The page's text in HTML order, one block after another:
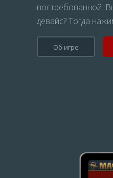
востребованной.
девайс? Тогда
Об игре